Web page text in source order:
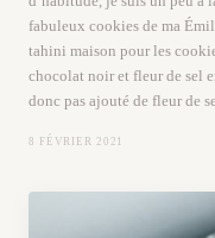
fabuleux cookies de ma
tahini maison pour les
chocolat noir et fleur de sel
donc pas ajouté de fleur de
8 FÉVRIER 2021